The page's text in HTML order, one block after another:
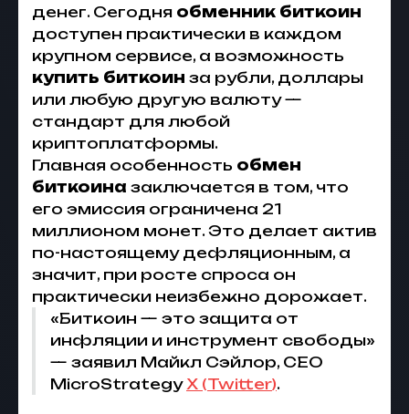
денег. Сегодня обменник биткоин
доступен практически в каждом
крупном сервисе, а возможность
купить биткоин за рубли, доллары
или любую другую валюту —
стандарт для любой
криптоплатформы.
Главная особенность обмен
биткоина заключается в том, что
его эмиссия ограничена 21
миллионом монет. Это делает актив
по-настоящему дефляционным, а
значит, при росте спроса он
практически неизбежно дорожает.
«Биткоин — это защита от
инфляции и инструмент свободы»
— заявил Майкл Сэйлор, CEO
MicroStrategyX (Twitter).